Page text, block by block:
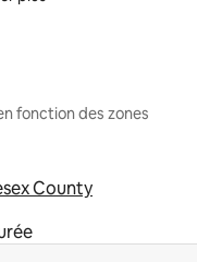
fonction des zones
County